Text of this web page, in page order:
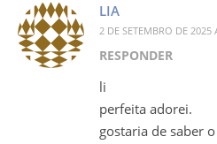
LIA
2 DE SETEMBRO DE 2025
RESPONDER
li
perfeita adorei.
gostaria de saber